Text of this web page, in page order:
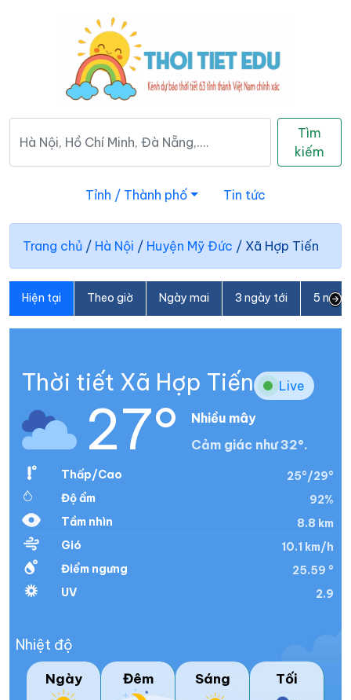
Tìm
kiếm
Tỉnh / Thành phố Tin tức
Trang chủ / Hà Nội / Huyện Mỹ Đức / Xã Hợp Tiến
Hiện tại Theo giờ Ngày mai 3 ngày tới 5
Thời tiết Xã Hợp Tiến Live
27°
Nhiều mây
Cảm giác như 32°.
Thấp/Cao
25°/29°
Độ ẩm
92%
Tầm nhìn
8.8 km
Gió
10.1 km/h
Điểm ngưng
25.59 °
UV
2.9
Nhiệt độ
Ngày Đêm Sáng Tối